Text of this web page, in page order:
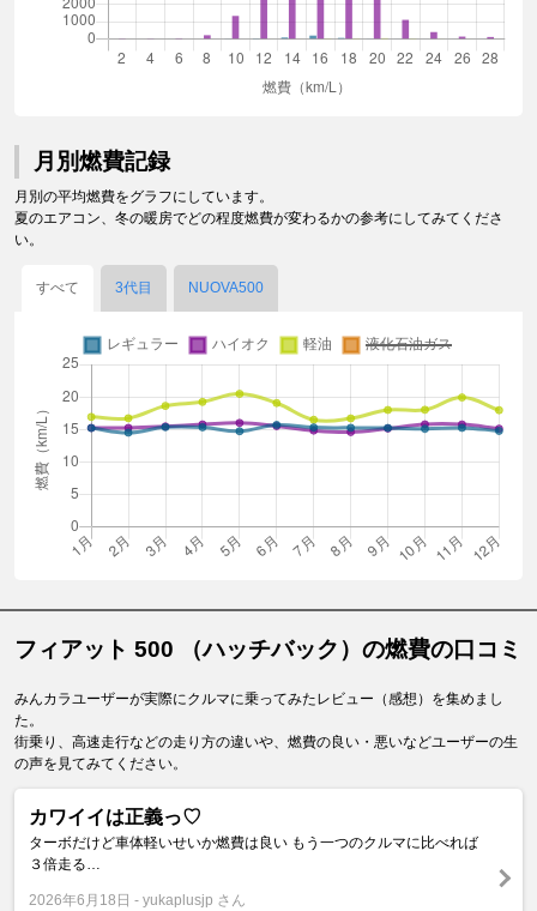
月別燃費記録
月別の平均燃費をグラフにしています。
夏のエアコン、冬の暖房でどの程度燃費が変わるかの参考にしてみてくださ
い。
すべて 3代目 NUOVA500
フィアット 500 （ハッチバック）の燃費の口コミ
みんカラユーザーが実際にクルマに乗ってみたレビュー（感想）を集めまし
た。
街乗り、高速走行などの走り方の違いや、燃費の良い・悪いなどユーザーの生
の声を見てみてください。
カワイイは正義っ♡
ターボだけど車体軽いせいか燃費は良い もう一つのクルマに比べれば
３倍走る…
2026年6月18日
yukaplusjp さん